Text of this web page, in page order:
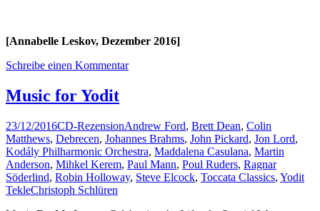
[Annabelle Leskov, Dezember 2016]
Schreibe einen Kommentar
Music for Yodit
23/12/2016CD-RezensionAndrew Ford, Brett Dean, Colin
Matthews, Debrecen, Johannes Brahms, John Pickard, Jon Lord,
Kodály Philharmonic Orchestra, Maddalena Casulana, Martin
Anderson, Mihkel Kerem, Paul Mann, Poul Ruders, Ragnar
Söderlind, Robin Holloway, Steve Elcock, Toccata Classics, Yodit
TekleChristoph Schlüren